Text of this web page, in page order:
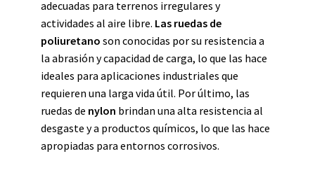
adecuadas para terrenos irregulares y
actividades al aire libre. Las ruedas de
poliuretano son conocidas por su resistencia a
la abrasión y capacidad de carga, lo que las hace
ideales para aplicaciones industriales que
requieren una larga vida útil. Por último, las
ruedas de nylon brindan una alta resistencia al
desgaste y a productos químicos, lo que las hace
apropiadas para entornos corrosivos.